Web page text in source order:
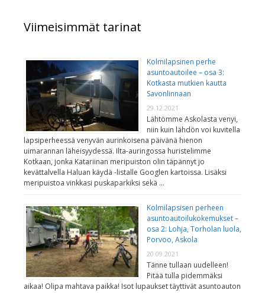
Viimeisimmät tarinat
Kolmilapsinen perhe
asuntoautoilee – osa 3:
Kotkasta mutkien kautta
Savonlinnaan
29.12.2021
Lähtömme Askolasta venyi,
niin kuin lähdön voi kuvitella
lapsiperheessä venyvän aurinkoisena päivänä hienon
uimarannan läheisyydessä. Ilta-auringossa huristelimme
Kotkaan, jonka Katariinan meripuiston olin täpännyt jo
kevättalvella Haluan käydä -listalle Googlen kartoissa. Lisäksi
meripuistoa vinkkasi puskaparkiksi sekä …
Kolmilapsisen perheen
asuntoautoilukokemukset –
osa 2: Lohja, Torholan luola,
Porvoo, Askola
20.09.2021
Tänne tullaan uudelleen!
Pitää tulla pidemmäksi
aikaa! Olipa mahtava paikka! Isot lupaukset täyttivät asuntoauton